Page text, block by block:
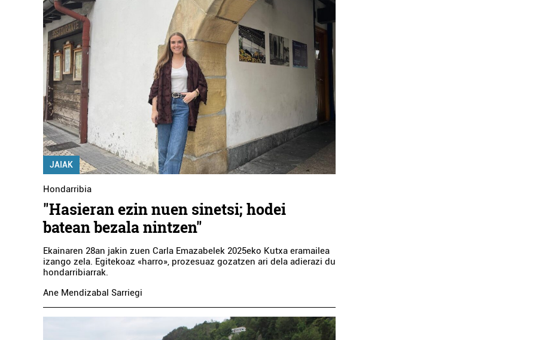
JAIAK
Hondarribia
"Hasieran ezin nuen sinetsi; hodei
batean bezala nintzen"
Ekainaren 28an jakin zuen Carla Emazabelek 2025eko Kutxa eramailea
izango zela. Egitekoaz «harro», prozesuaz gozatzen ari dela adierazi du
hondarribiarrak.
Ane Mendizabal Sarriegi